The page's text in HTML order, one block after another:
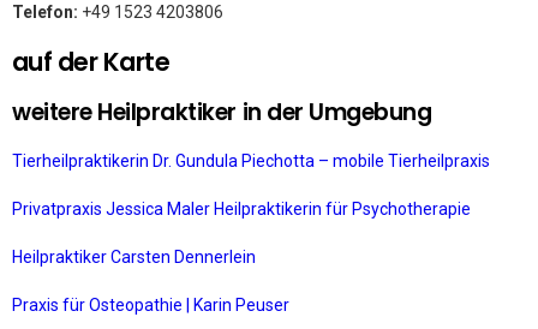
Telefon: +49 1523 4203806
auf der Karte
weitere Heilpraktiker in der Umgebung
Tierheilpraktikerin Dr. Gundula Piechotta – mobile Tierheilpraxis
Privatpraxis Jessica Maler Heilpraktikerin für Psychotherapie
Heilpraktiker Carsten Dennerlein
Praxis für Osteopathie | Karin Peuser